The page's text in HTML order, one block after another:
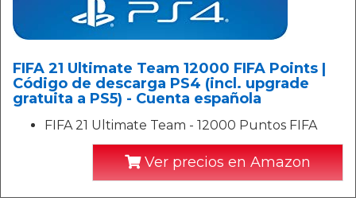
FIFA 21 Ultimate Team 12000 FIFA Points |
Código de descarga PS4 (incl. upgrade
gratuita a PS5) - Cuenta española
FIFA 21 Ultimate Team - 12000 Puntos FIFA
Ver precios en Amazon